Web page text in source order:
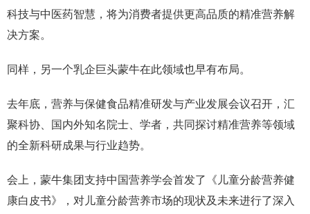
科技与中医药智慧，将为消费者提供更高品质的精准营养解
决方案。
同样，另一个乳企巨头蒙牛在此领域也早有布局。
去年底，营养与保健食品精准研发与产业发展会议召开，汇
聚科协、国内外知名院士、学者，共同探讨精准营养等领域
的全新科研成果与行业趋势。
会上，蒙牛集团支持中国营养学会首发了《儿童分龄营养健
康白皮书》，对儿童分龄营养市场的现状及未来进行了深入